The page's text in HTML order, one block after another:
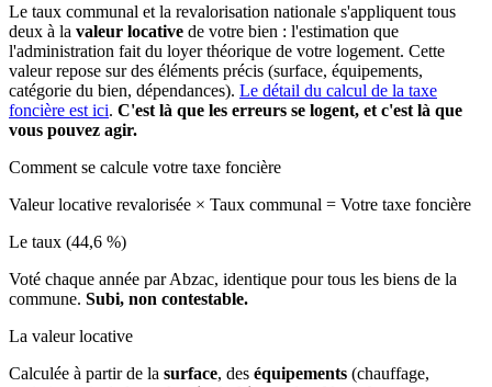
Le taux communal et la revalorisation nationale s'appliquent tous
deux à la valeur locative de votre bien : l'estimation que
l'administration fait du loyer théorique de votre logement. Cette
valeur repose sur des éléments précis (surface, équipements,
catégorie du bien, dépendances). Le détail du calcul de la taxe
foncière est ici. C'est là que les erreurs se logent, et c'est là que
vous pouvez agir.
Comment se calcule votre taxe foncière
Valeur locative revalorisée × Taux communal = Votre taxe foncière
Le taux (44,6 %)
Voté chaque année par Abzac, identique pour tous les biens de la
commune. Subi, non contestable.
La valeur locative
Calculée à partir de la surface, des équipements (chauffage,